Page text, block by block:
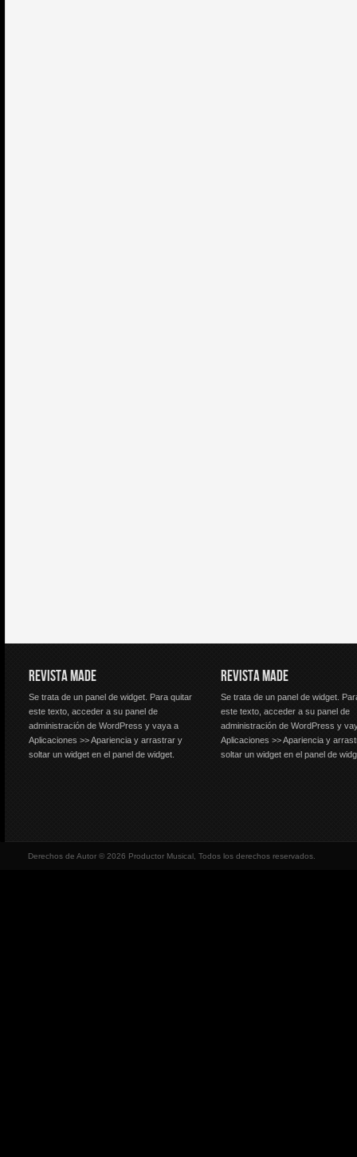
REVISTA MADE
Se trata de un panel de widget. Para quitar
este texto, acceder a su panel de
administración de WordPress y vaya a
Aplicaciones >> Apariencia y arrastrar y
soltar un widget en el panel de widget.
REVISTA MADE
Se trata de un panel de widget.
este texto, acceder a su panel de
administración de WordPress y
Aplicaciones >> Apariencia y
soltar un widget en el panel de
Derechos de Autor © 2026 Productor Musical, Todos los derechos reservados.